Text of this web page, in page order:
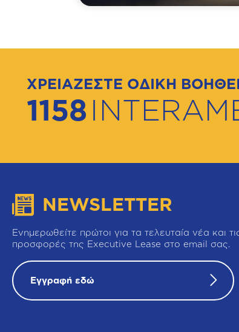
ΧΡΕΙΑΖΕΣΤΕ ΟΔΙΚΗ
1158
NEWSLETTER
Ενημερωθείτε πρώτοι για τα τελευταία νέα και
προσφορές της Executive Lease στο email σας.
Εγγραφή εδώ